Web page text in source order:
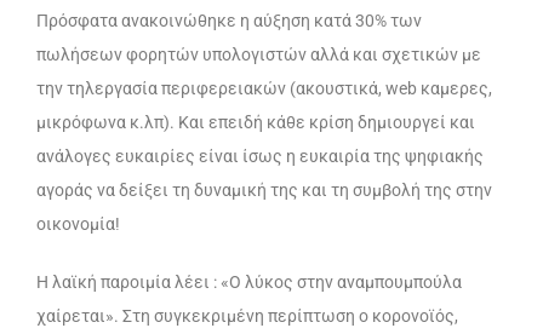
Πρόσφατα ανακοινώθηκε η αύξηση κατά 30% των
πωλήσεων φορητών υπολογιστών αλλά και σχετικών με
την τηλεργασία περιφερειακών (ακουστικά, web καμερες,
μικρόφωνα κ.λπ). Και επειδή κάθε κρίση δημιουργεί και
ανάλογες ευκαιρίες είναι ίσως η ευκαιρία της ψηφιακής
αγοράς να δείξει τη δυναμική της και τη συμβολή της στην
οικονομία!
Η λαϊκή παροιμία λέει : «Ο λύκος στην αναμπουμπούλα
χαίρεται». Στη συγκεκριμένη περίπτωση ο κορονοϊός,